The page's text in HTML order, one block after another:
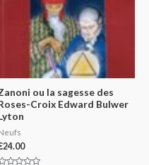
ou la sagesse des
Croix Edward Bulwer
24.00